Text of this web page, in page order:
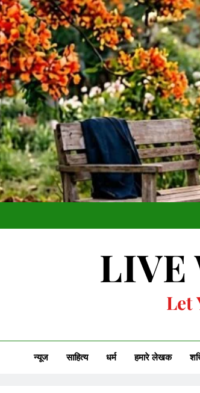
LIVE
Let
न्यूज साहित्य धर्म हमारे लेखक